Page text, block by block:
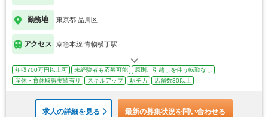
勤務地 東京都 品川区
アクセス 京急本線 青物横丁駅
年収700万円以上可 未経験者も応募可能
原則、引越しを伴う転勤なし
産休・育休取得実績有り
スキルアップ 駅チカ 店舗数30以上
求人の詳細を見る 最新の募集状況を問い合わせる